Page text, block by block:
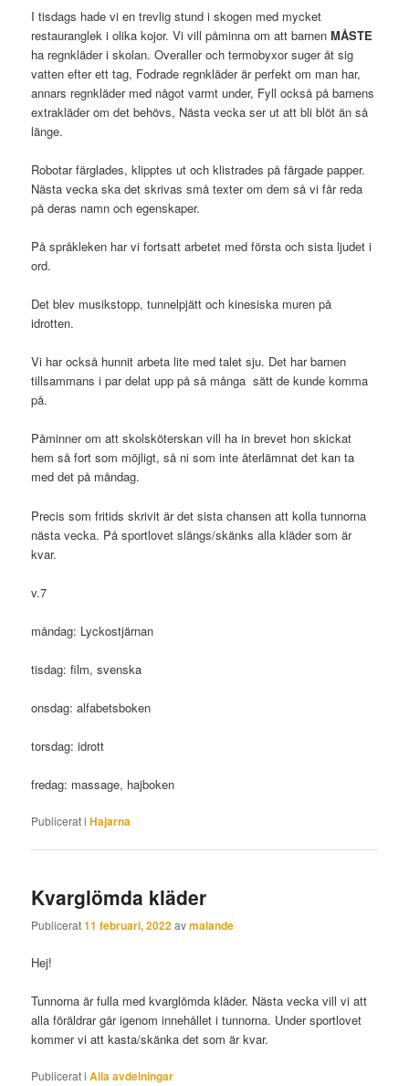
I tisdags hade vi en trevlig stund i skogen med mycket
restauranglek i olika kojor. Vi vill påminna om att barnenMÅSTE
ha regnkläder i skolan. Overaller och termobyxor suger åt sig
vatten efter ett tag, Fodrade regnkläder är perfekt om man har,
annars regnkläder med något varmt under, Fyll också på barnens
extrakläder om det behövs, Nästa vecka ser ut att bli blöt än så
länge.
Robotar färglades, klipptes ut och klistrades på färgade papper.
Nästa vecka ska det skrivas små texter om dem så vi får reda
på deras namn och egenskaper.
På språkleken har vi fortsatt arbetet med första och sista ljudet i
ord.
Det blev musikstopp, tunnelpjätt och kinesiska muren på
idrotten.
Vi har också hunnit arbeta lite med talet sju. Det har barnen
tillsammans i par delat upp på så många sätt de kunde komma
på.
Påminner om att skolsköterskan vill ha in brevet hon skickat
hem så fort som möjligt, så ni som inte återlämnat det kan ta
med det på måndag.
Precis som fritids skrivit är det sista chansen att kolla tunnorna
nästa vecka. På sportlovet slängs/skänks alla kläder som är
kvar.
v.7
måndag: Lyckostjärnan
tisdag: film, svenska
onsdag: alfabetsboken
torsdag: idrott
fredag: massage, hajboken
Publicerat i Hajarna
Kvarglömda kläder
Publicerat11 februari, 2022avmalande
Hej!
Tunnorna är fulla med kvarglömda kläder. Nästa vecka vill vi att
alla föräldrar går igenom innehållet i tunnorna. Under sportlovet
kommer vi att kasta/skänka det som är kvar.
Publicerat i Alla avdelningar